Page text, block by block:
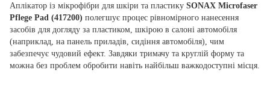
Аплікатор із мікрофібри для шкіри та пластику SONAX Microfaser
Pflege Pad (417200) полегшує процес рівномірного нанесення
засобів для догляду за пластиком, шкірою в салоні автомобіля
(наприклад, на панель приладів, сидіння автомобіля), чим
забезпечує чудовий ефект. Завдяки тримачу та круглій форму та
можна без проблем обробити навіть найбільш важкодоступні місця.